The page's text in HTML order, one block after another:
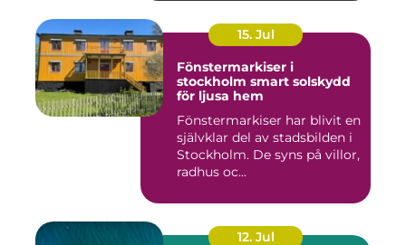
15. Jul
Fönstermarkiser i
stockholm smart solskydd
för ljusa hem
Fönstermarkiser har blivit en
självklar del av stadsbilden i
Stockholm. De syns på villor,
radhus oc...
12. Jul